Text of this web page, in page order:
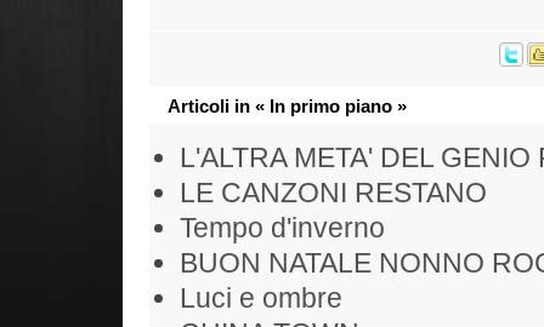
Articoli in « In primo piano »
L'ALTRA META' DEL GENIO
LE CANZONI RESTANO
Tempo d'inverno
BUON NATALE NONNO
Luci e ombre